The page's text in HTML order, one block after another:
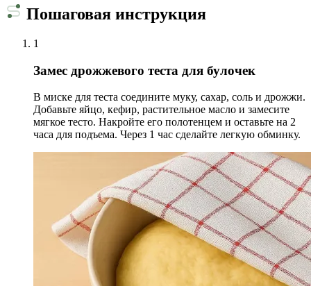
Пошаговая инструкция
1
Замес дрожжевого теста для булочек
В миске для теста соедините муку, сахар, соль и дрожжи.
Добавьте яйцо, кефир, растительное масло и замесите
мягкое тесто. Накройте его полотенцем и оставьте на 2
часа для подъема. Через 1 час сделайте легкую обминку.